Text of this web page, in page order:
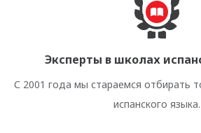
Эксперты в школах
С 2001 года мы стараемся отбирать
испанского языка.